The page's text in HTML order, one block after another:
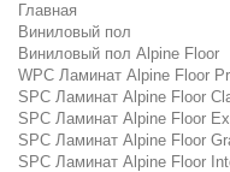
Главная
Виниловый пол
Виниловый пол Alpine Floor
WPC Ламинат Alpine Floor
SPC Ламинат Alpine Floor
SPC Ламинат Alpine Floor
SPC Ламинат Alpine Floor
SPC Ламинат Alpine Floor